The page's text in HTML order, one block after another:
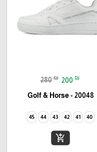
280 ₪ 200 ₪
Golf & Horse - 20048
40
41
42
43
44
45
add_shopping_cart